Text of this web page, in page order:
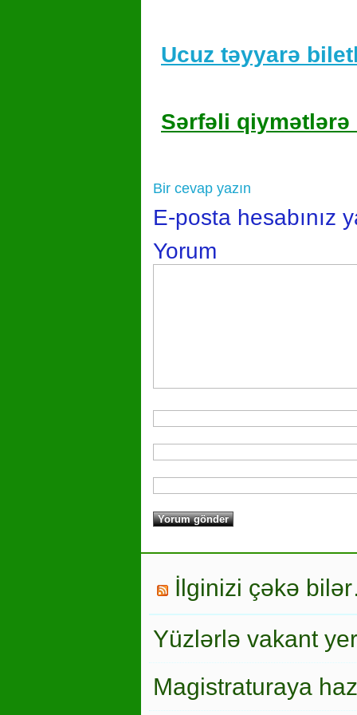
Ucuz təyyarə
Sərfəli qiymətlərə
Bir cevap yazın
E-posta hesabınız
Yorum
İlginizi çəkə
Yüzlərlə vakant
Magistraturaya